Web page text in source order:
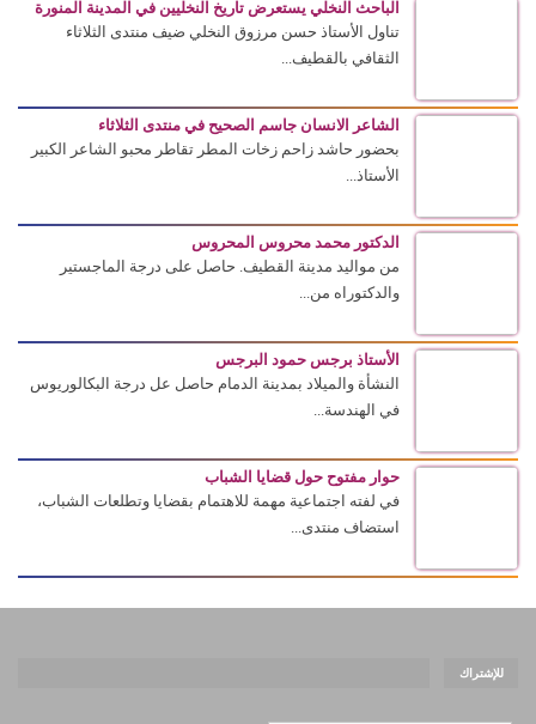
الباحث النخلي يستعرض تاريخ النخليين في المدينة المنورة
تناول الأستاذ حسن مرزوق النخلي ضيف منتدى الثلاثاء
الثقافي بالقطيف...
الشاعر الانسان جاسم الصحيح في منتدى الثلاثاء
بحضور حاشد زاحم زخات المطر تقاطر محبو الشاعر الكبير
الأستاذ...
الدكتور محمد محروس المحروس
من مواليد مدينة القطيف. حاصل على درجة الماجستير
والدكتوراه من...
الأستاذ برجس حمود البرجس
النشأة والميلاد بمدينة الدمام حاصل عل درجة البكالوريوس
في الهندسة...
حوار مفتوح حول قضايا الشباب
في لفته اجتماعية مهمة للاهتمام بقضايا وتطلعات الشباب،
استضاف منتدى...
للإشتراك